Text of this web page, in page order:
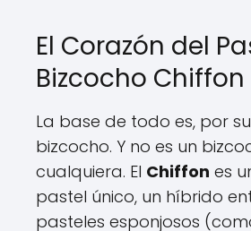
El Corazón del
Bizcocho Chiffon
La base de todo es, por
bizcocho. Y no es un
cualquiera. El Chiffon es
pastel único, un híbrido
pasteles esponjosos